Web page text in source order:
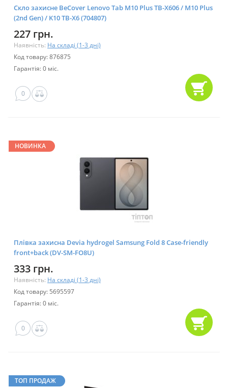
Скло захисне BeCover Lenovo Tab M10 Plus TB-X606 / M10 Plus
(2nd Gen) / K10 TB-X6 (704807)
227 грн.
Наявність: На складі (1-3 дні)
Код товару: 876875
Гарантія: 0 міс.
0
НОВИНКА
Плівка захисна Devia hydrogel Samsung Fold 8 Case-friendly
front+back (DV-SM-FO8U)
333 грн.
Наявність: На складі (1-3 дні)
Код товару: 5695597
Гарантія: 0 міс.
0
ТОП ПРОДАЖ